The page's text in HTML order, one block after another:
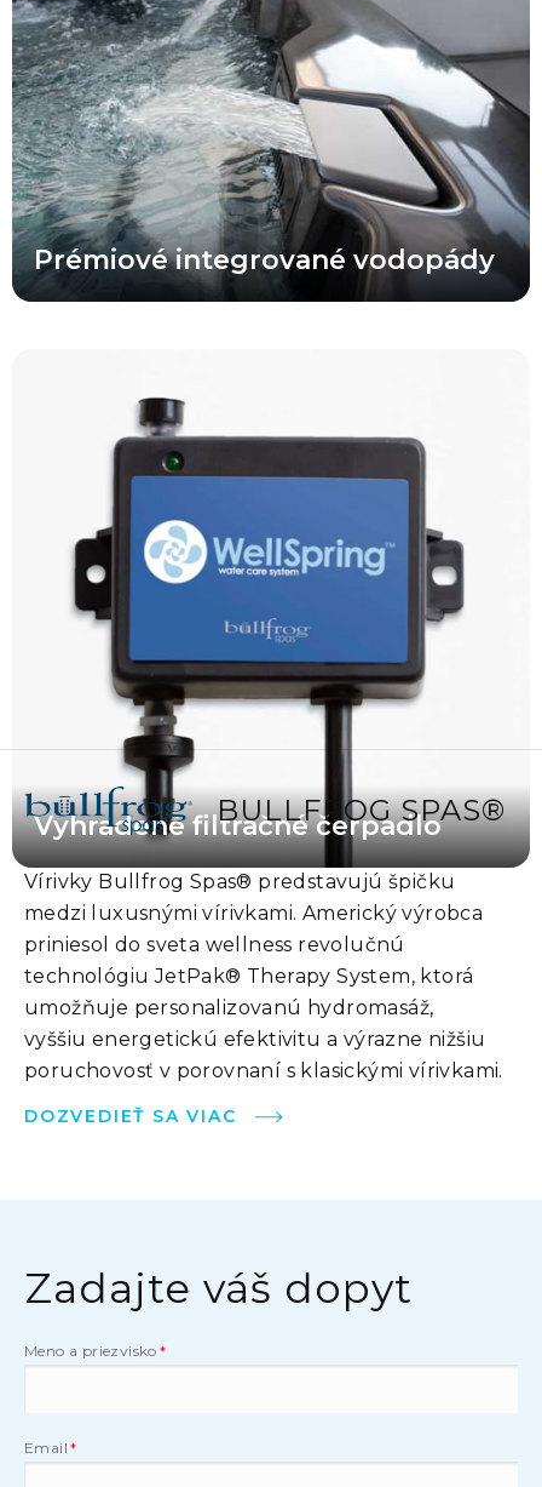
Prémiové integrované vodopády
upokojujúci vodopád. Jemné zvuky padajúcej vody nám
pripomínajú nádherné tropické kaskády a v priebehu niekoľkých
sekúnd vás prenesú na toto pokojné a harmonické miesto.
Vyhradené filtračné čerpadlo
zabezpečovalo maximálnu účinnosť filtračného systému a počas
dňa niekoľkokrát prečerpalo všetku vodu vo vírivke. Okrem toho
pracuje vyhradené filtračné čerpadlo oveľa tichšie a efektívnejšie
než systémy, ktoré na filtráciu využívajú masážne čerpadlo.
BULLFROG SPAS®
Vírivky Bullfrog Spas® predstavujú špičku
medzi luxusnými vírivkami. Americký výrobca
priniesol do sveta wellness revolučnú
technológiu JetPak® Therapy System, ktorá
umožňuje personalizovanú hydromasáž,
vyššiu energetickú efektivitu a výrazne nižšiu
poruchovosť v porovnaní s klasickými vírivkami.
DOZVEDIEŤ SA VIAC
Zadajte váš dopyt
Meno a priezvisko
Email